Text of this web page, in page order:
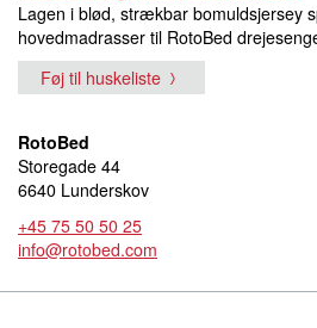
Lagen i blød, strækbar bomuldsjersey
hovedmadrasser til RotoBed
Føj til huskeliste
RotoBed
Storegade 44
6640 Lunderskov
+45 75 50 50 25
info@rotobed.com